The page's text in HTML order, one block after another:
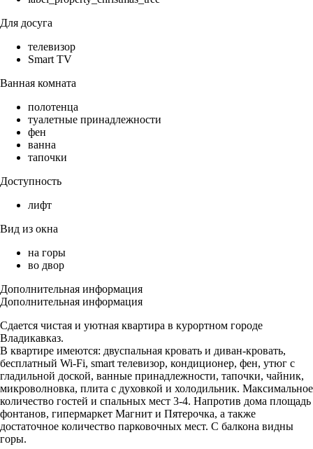
Для досуга
телевизор
Smart TV
Ванная комната
полотенца
туалетные принадлежности
фен
ванна
тапочки
Доступность
лифт
Вид из окна
на горы
во двор
Дополнительная информация
Дополнительная информация
Сдается чистая и уютная квартира в курортном городе
Владикавказ.
В квартире имеются: двуспальная кровать и диван-кровать,
бесплатный Wi-Fi, smart телевизор, кондиционер, фен, утюг с
гладильной доской, ванные принадлежности, тапочки, чайник,
микроволновка, плита с духовкой и холодильник. Максимальное
количество гостей и спальных мест 3-4. Напротив дома площадь
фонтанов, гипермаркет Магнит и Пятерочка, а также
достаточное количество парковочных мест. С балкона видны
горы.